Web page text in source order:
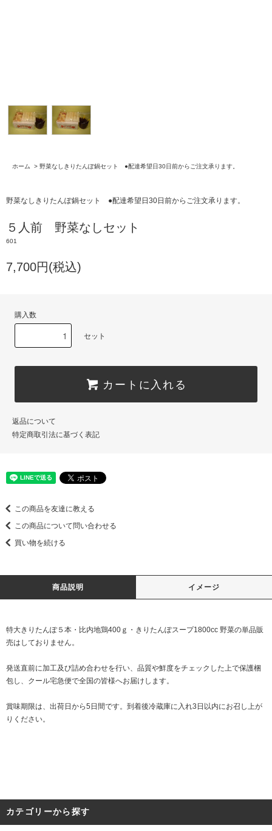
ホーム > 野菜なしきりたんぽ鍋セット ●配達希望日30日前からご注文承ります。
野菜なしきりたんぽ鍋セット ●配達希望日30日前からご注文承ります。
５人前 野菜なしセット
601
7,700円(税込)
購入数
セット
カートに入れる
返品について
特定商取引法に基づく表記
この商品を友達に教える
この商品について問い合わせる
買い物を続ける
商品説明 イメージ
特大きりたんぽ５本・比内地鶏400ｇ・きりたんぽスープ1800cc 野菜の単品販
売はしておりません。
発送直前に加工及び詰め合わせを行い、品質や鮮度をチェックした上で保護梱
包し、クール宅急便で全国の皆様へお届けします。
賞味期限は、出荷日から5日間です。到着後冷蔵庫に入れ3日以内にお召し上が
りください。
カテゴリーから探す